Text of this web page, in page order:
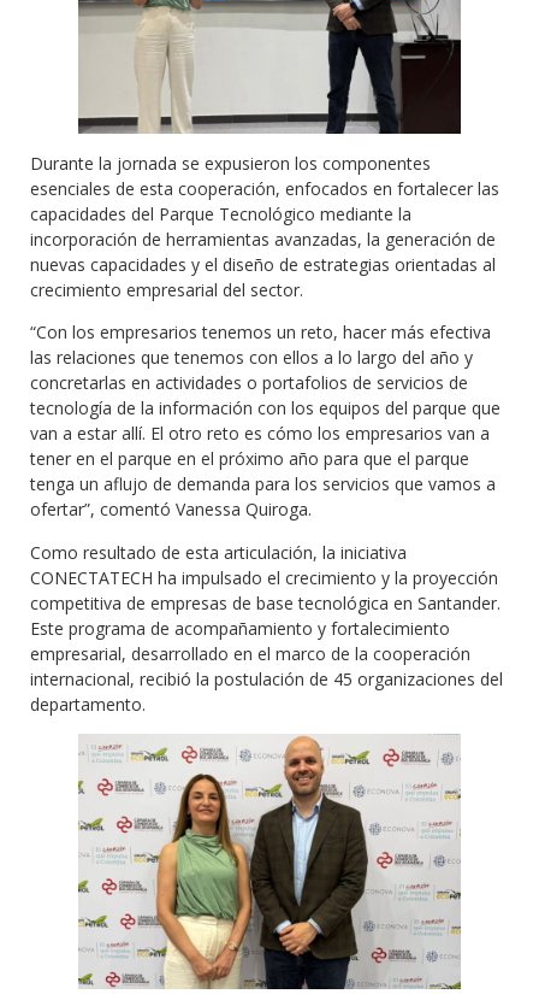
Durante la jornada se expusieron los componentes
esenciales de esta cooperación, enfocados en fortalecer las
capacidades del Parque Tecnológico mediante la
incorporación de herramientas avanzadas, la generación de
nuevas capacidades y el diseño de estrategias orientadas al
crecimiento empresarial del sector.
“Con los empresarios tenemos un reto, hacer más efectiva
las relaciones que tenemos con ellos a lo largo del año y
concretarlas en actividades o portafolios de servicios de
tecnología de la información con los equipos del parque que
van a estar allí. El otro reto es cómo los empresarios van a
tener en el parque en el próximo año para que el parque
tenga un aflujo de demanda para los servicios que vamos a
ofertar”, comentó Vanessa Quiroga.
Como resultado de esta articulación, la iniciativa
CONECTATECH ha impulsado el crecimiento y la proyección
competitiva de empresas de base tecnológica en Santander.
Este programa de acompañamiento y fortalecimiento
empresarial, desarrollado en el marco de la cooperación
internacional, recibió la postulación de 45 organizaciones del
departamento.